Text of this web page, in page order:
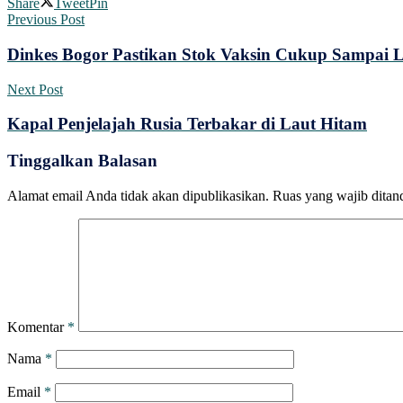
Share
TweetPin
Previous Post
Dinkes Bogor Pastikan Stok Vaksin Cukup Sampai
Next Post
Kapal Penjelajah Rusia Terbakar di Laut Hitam
Tinggalkan Balasan
Alamat email Anda tidak akan dipublikasikan. Ruas yang wajib
Komentar *
Nama *
Email *